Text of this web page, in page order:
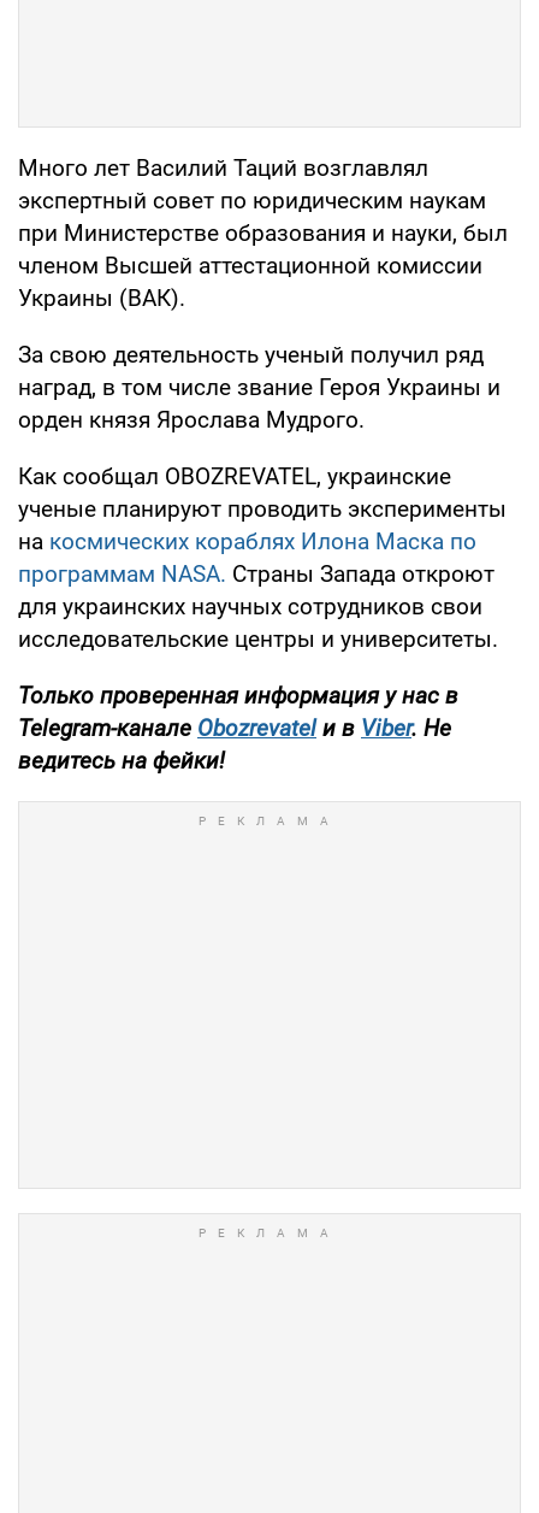
Много лет Василий Таций возглавлял
экспертный совет по юридическим наукам
при Министерстве образования и науки, был
членом Высшей аттестационной комиссии
Украины (ВАК).
За свою деятельность ученый получил ряд
наград, в том числе звание Героя Украины и
орден князя Ярослава Мудрого.
Как сообщал OBOZREVATEL, украинские
ученые планируют проводить эксперименты
на космических кораблях Илона Маска по
программам NASA. Страны Запада откроют
для украинских научных сотрудников свои
исследовательские центры и университеты.
Только проверенная информация у нас в
Telegram-канале Obozrevatel и в Viber. Не
ведитесь на фейки!